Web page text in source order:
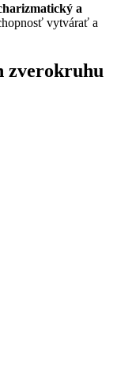
a
vytvárať a
zverokruhu